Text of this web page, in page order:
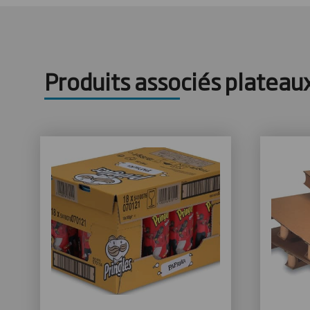
Produits associés